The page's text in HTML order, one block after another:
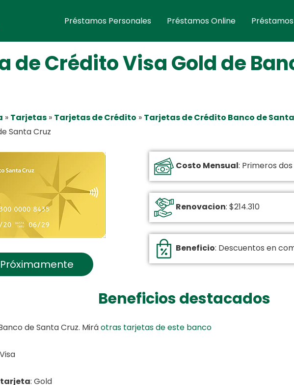
Préstamos Personales Préstamos Online
de Crédito Visa Gold de
» Tarjetas » Tarjetas de Crédito » Tarjetas de Crédito Banco de
Santa Cruz
Próximamente
Costo Mensual: Primeros
Renovacion: $214.310
Beneficio: Descuentos en
Beneficios destacados
de Santa Cruz. Miráotras tarjetas de este banco
tarjeta: Gold